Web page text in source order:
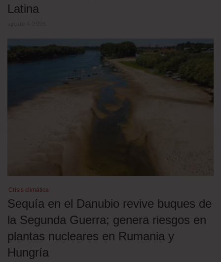
Latina
Crisis climática
Sequía en el Danubio revive buques de
la Segunda Guerra; genera riesgos en
plantas nucleares en Rumania y
Hungría